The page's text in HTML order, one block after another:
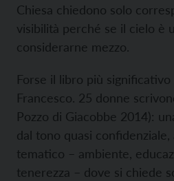
Chiesa chiedono solo
visibilità perché se il cielo è
considerarne mezzo.
Forse il libro più significativo
Francesco. 25 donne
Pozzo di Giacobbe 2014):
dal tono quasi
tematico – ambiente,
tenerezza – dove si chiede